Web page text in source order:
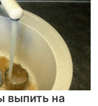
выпить на